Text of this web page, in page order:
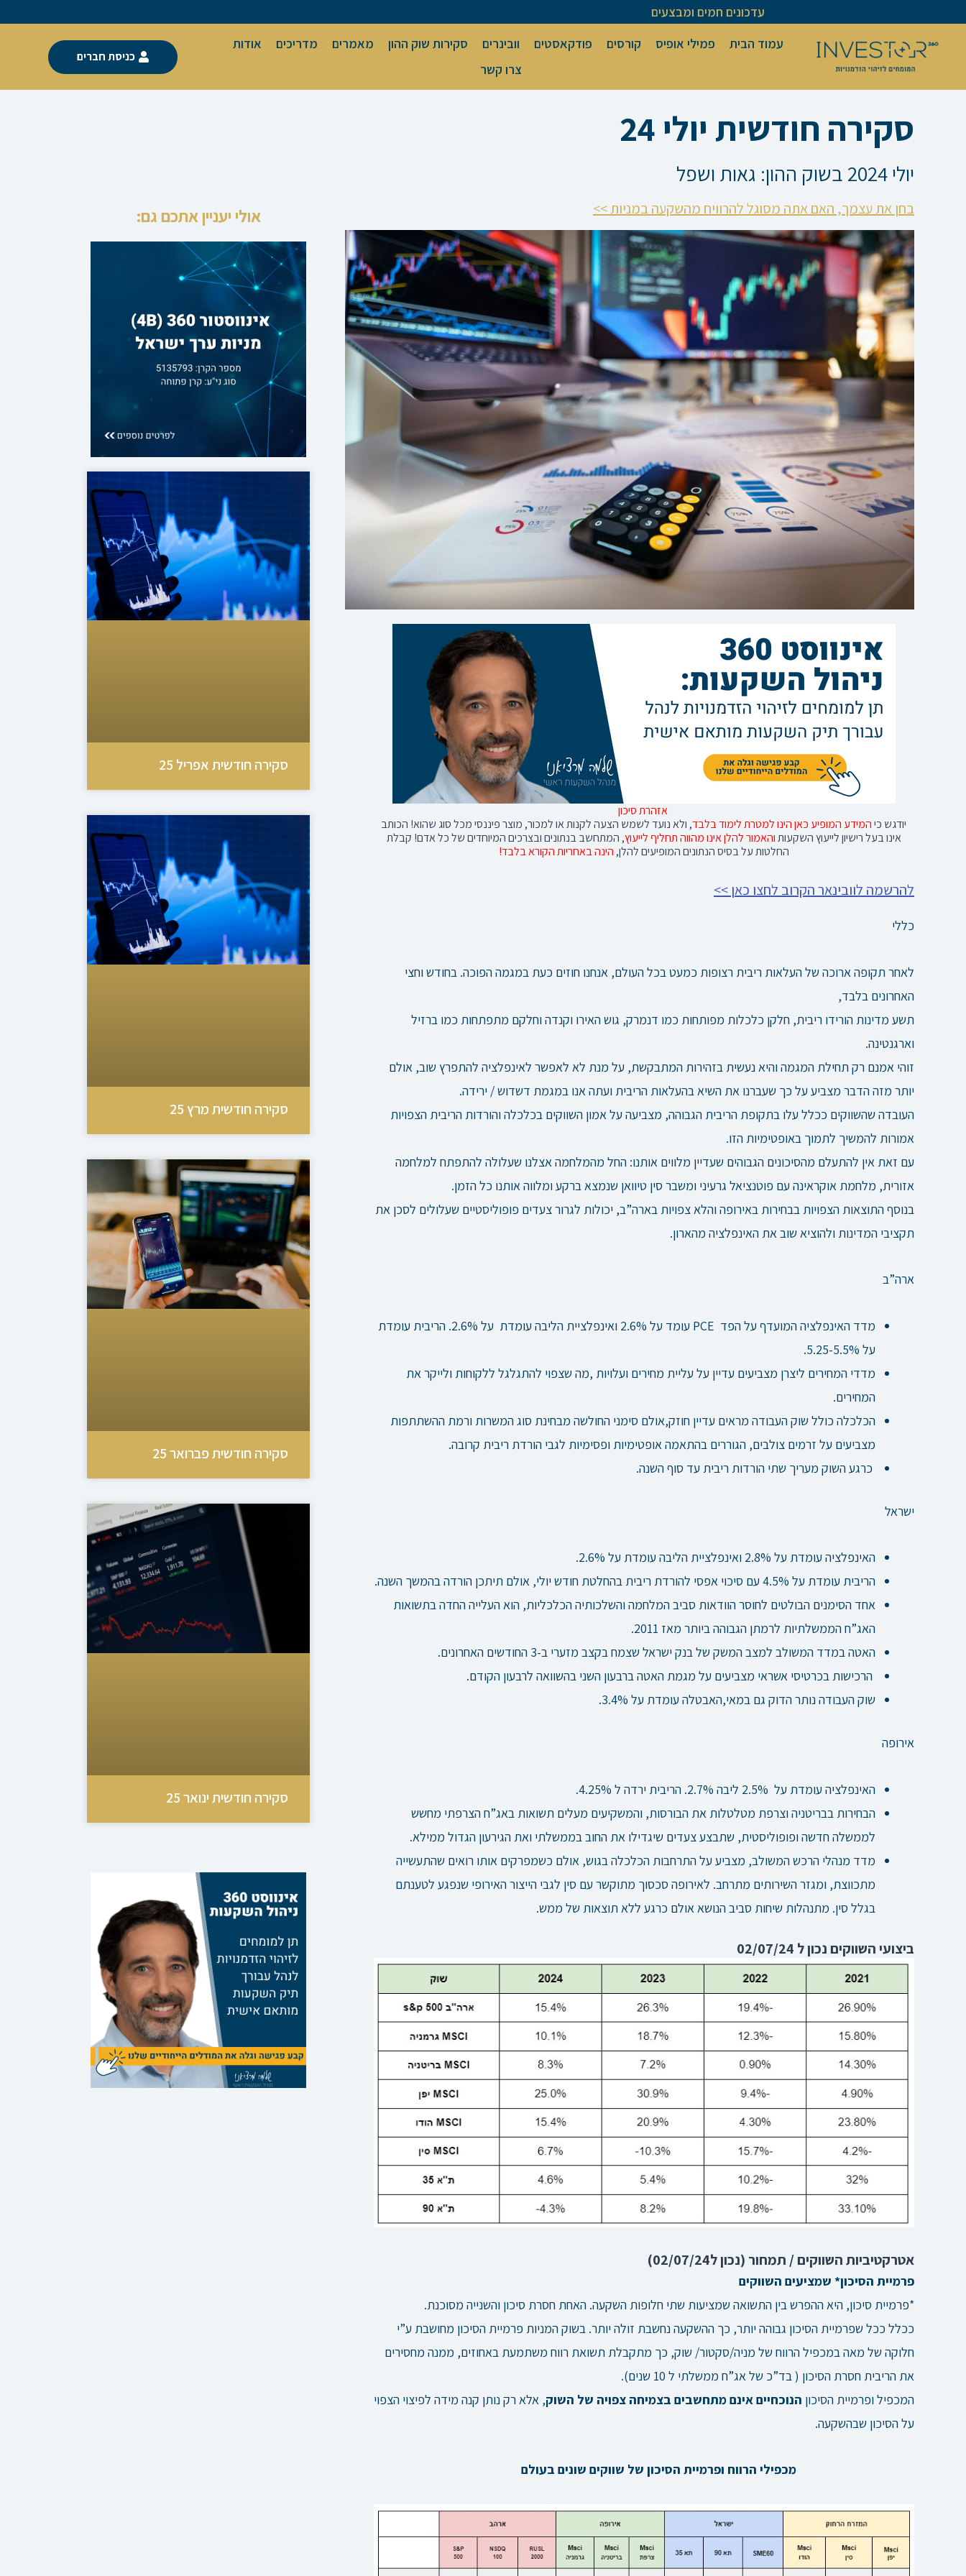
לתוכן
עדכונים חמים ומבצעים
עמוד הבית
פמילי אופיס קורסים פודקאסטים וובינרים סקירות שוק ההון מאמרים מדריכים
אודות
צרו קשר
כניסת חברים
סקירה חודשית יולי 24
יולי 2024 בשוק ההון: גאות ושפל
בחן את עצמך, האם אתה מסוגל להרוויח מהשקעה במניות >>
אזהרת סיכון
יודגש כיהמידע המופיע כאן הינו למטרת לימוד בלבד, ולא נועד לשמש הצעה לקנות או למכור, מוצר פיננסי מכל סוג שהוא! הכותב
אינו בעל רישיון לייעוץ השקעותוהאמור להלן אינו מהווה תחליף לייעוץ, המתחשב בנתונים ובצרכים המיוחדים של כל אדם! קבלת
החלטות על בסיס הנתונים המופיעים להלן, הינה באחריות הקורא בלבד!
להרשמה לוובינאר הקרוב לחצו כאן >>
כללי
לאחר תקופה ארוכה של העלאות ריבית רצופות כמעט בכל העולם, אנחנו חוזים כעת במגמה הפוכה. בחודש וחצי
האחרונים בלבד,
תשע מדינות הורידו ריבית, חלקן כלכלות מפותחות כמו דנמרק, גוש האירו וקנדה וחלקם מתפתחות כמו ברזיל
וארגנטינה.
זוהי אמנם רק תחילת המגמה והיא נעשית בזהירות המתבקשת, על מנת לא לאפשר לאינפלציה להתפרץ שוב, אולם
יותר מזה הדבר מצביע על כך שעברנו את השיא בהעלאות הריבית ועתה אנו במגמת דשדוש / ירידה.
העובדה שהשווקים ככלל עלו בתקופת הריבית הגבוהה, מצביעה על אמון השווקים בכלכלה והורדות הריבית הצפויות
אמורות להמשיך לתמוך באופטימיות הזו.
עם זאת אין להתעלם מהסיכונים הגבוהים שעדיין מלווים אותנו: החל מהמלחמה אצלנו שעלולה להתפתח למלחמה
אזורית, מלחמת אוקראינה עם פוטנציאל גרעיני ומשבר סין טיוואן שנמצא ברקע ומלווה אותנו כל הזמן.
בנוסף התוצאות הצפויות בבחירות באירופה והלא צפויות בארה”ב, יכולות לגרור צעדים פופוליסטיים שעלולים לסכן את
תקציבי המדינות ולהוציא שוב את האינפלציה מהארון.
ארה”ב
מדד האינפלציה המועדף על הפד PCE עומד על 2.6% ואינפלציית הליבה עומדת על 2.6%. הריבית עומדת
על 5.25-5.5%.
מדדי המחירים ליצרן מצביעים עדיין על עליית מחירים ועלויות ,מה שצפוי להתגלגל ללקוחות ולייקר את
המחירים.
הכלכלה כולל שוק העבודה מראים עדיין חוזק,אולם סימני החולשה מבחינת סוג המשרות ורמת ההשתתפות
מצביעים על זרמים צולבים, הגוררים בהתאמה אופטימיות ופסימיות לגבי הורדת ריבית קרובה.
כרגע השוק מעריך שתי הורדות ריבית עד סוף השנה.
ישראל
האינפלציה עומדת על 2.8% ואינפלציית הליבה עומדת על 2.6%.
הריבית עומדת על 4.5% עם סיכוי אפסי להורדת ריבית בהחלטת חודש יולי, אולם תיתכן הורדה בהמשך השנה.
אחד הסימנים הבולטים לחוסר הוודאות סביב המלחמה והשלכותיה הכלכליות, הוא העלייה החדה בתשואות
האג”ח הממשלתיות לרמתן הגבוהה ביותר מאז 2011.
האטה במדד המשולב למצב המשק של בנק ישראל שצמח בקצב מזערי ב-3 החודשים האחרונים.
הרכישות בכרטיסי אשראי מצביעים על מגמת האטה ברבעון השני בהשוואה לרבעון הקודם.
שוק העבודה נותר הדוק גם במאי,האבטלה עומדת על 3.4%.
אירופה
האינפלציה עומדת על 2.5% ליבה 2.7%. הריבית ירדה ל 4.25%.
הבחירות בבריטניה וצרפת מטלטלות את הבורסות, והמשקיעים מעלים תשואות באג”ח הצרפתי מחשש
לממשלה חדשה ופופוליסטית, שתבצע צעדים שיגדילו את החוב בממשלתי ואת הגירעון הגדול ממילא.
מדד מנהלי הרכש המשולב, מצביע על התרחבות הכלכלה בגוש, אולם כשמפרקים אותו רואים שהתעשייה
מתכווצת, ומגזר השירותים מתרחב. לאירופה סכסוך מתוקשר עם סין לגבי הייצור האירופי שנפגע לטענתם
בגלל סין. מתנהלות שיחות סביב הנושא אולם כרגע ללא תוצאות של ממש.
ביצועי השווקים נכון ל 02/07/24
אטרקטיביות השווקים / תמחור (נכון ל02/07/24)
פרמיית הסיכון* שמציעים השווקים
*פרמיית סיכון, היא ההפרש בין התשואה שמציעות שתי חלופות השקעה. האחת חסרת סיכון והשנייה מסוכנת.
ככלל ככל שפרמיית הסיכון גבוהה יותר, כך ההשקעה נחשבת זולה יותר. בשוק המניות פרמיית הסיכון מחושבת ע”י
חלוקה של מאה במכפיל הרווח של מניה/סקטור/ שוק, כך מתקבלת תשואת רווח משתמעת באחוזים, ממנה מחסירים
את הריבית חסרת הסיכון ( בד”כ של אג”ח ממשלתי ל 10 שנים).
המכפיל ופרמיית הסיכון הנוכחיים אינם מתחשבים בצמיחה צפויה של השוק, אלא רק נותן קנה מידה לפיצוי הצפוי
על הסיכון שבהשקעה.
מכפילי הרווח ופרמיית הסיכון של שווקים שונים בעולם
אולי יעניין אתכם גם:
סקירה חודשית אפריל 25
סקירה חודשית מרץ 25
סקירה חודשית פברואר 25
סקירה חודשית ינואר 25